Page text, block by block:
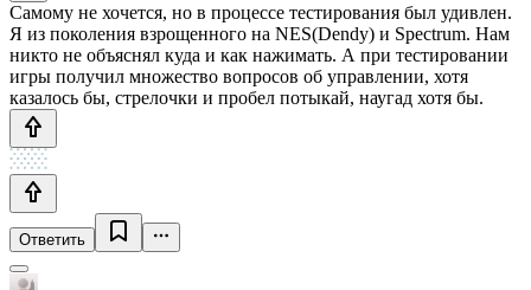
Самому не хочется, но в процессе тестирования был удивлен.
Я из поколения взрощенного на NES(Dendy) и Spectrum. Нам
никто не объяснял куда и как нажимать. А при тестировании
игры получил множество вопросов об управлении, хотя
казалось бы, стрелочки и пробел потыкай, наугад хотя бы.
Ответить